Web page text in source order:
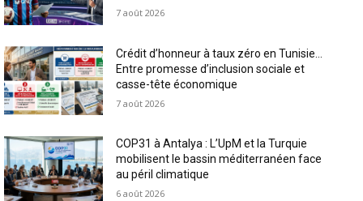
7 août 2026
Crédit d’honneur à taux zéro en Tunisie…
Entre promesse d’inclusion sociale et
casse-tête économique
7 août 2026
COP31 à Antalya : L’UpM et la Turquie
mobilisent le bassin méditerranéen face
au péril climatique
6 août 2026